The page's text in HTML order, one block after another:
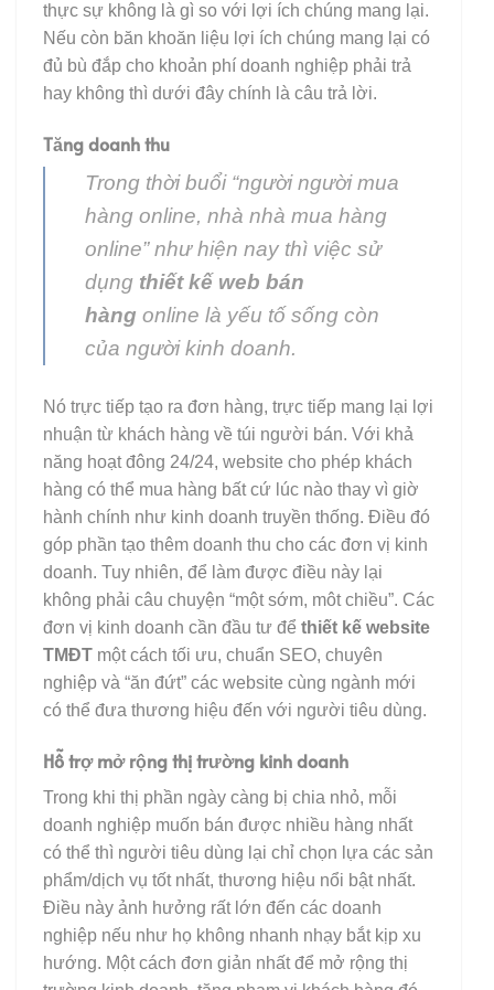
thực sự không là gì so với lợi ích chúng mang lại.
Nếu còn băn khoăn liệu lợi ích chúng mang lại có
đủ bù đắp cho khoản phí doanh nghiệp phải trả
hay không thì dưới đây chính là câu trả lời.
Tăng doanh thu
Trong thời buổi “người người mua
hàng online, nhà nhà mua hàng
online”như hiện nay thì việc sử
dụng thiết kế web bán
hàng online là yếu tố sống còn
của người kinh doanh.
Nó trực tiếp tạo ra đơn hàng, trực tiếp mang lại lợi
nhuận từ khách hàng về túi người bán. Với khả
năng hoạt đông 24/24, website cho phép khách
hàng có thể mua hàng bất cứ lúc nào thay vì giờ
hành chính như kinh doanh truyền thống. Điều đó
góp phần tạo thêm doanh thu cho các đơn vị kinh
doanh. Tuy nhiên, để làm được điều này lại
không phải câu chuyện “một sớm, môt chiều”. Các
đơn vị kinh doanh cần đầu tư để thiết kế website
TMĐT một cách tối ưu, chuẩn SEO, chuyên
nghiệp và “ăn đứt” các website cùng ngành mới
có thể đưa thương hiệu đến với người tiêu dùng.
Hỗ trợ mở rộng thị trường kinh doanh
Trong khi thị phần ngày càng bị chia nhỏ, mỗi
doanh nghiệp muốn bán được nhiều hàng nhất
có thể thì người tiêu dùng lại chỉ chọn lựa các sản
phẩm/dịch vụ tốt nhất, thương hiệu nổi bật nhất.
Điều này ảnh hưởng rất lớn đến các doanh
nghiệp nếu như họ không nhanh nhạy bắt kịp xu
hướng. Một cách đơn giản nhất để mở rộng thị